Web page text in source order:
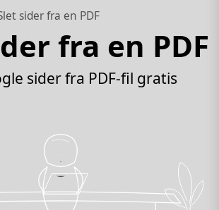
sider fra en PDF
fra en PDF
sider fra PDF-fil gratis